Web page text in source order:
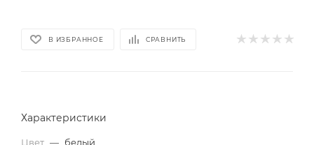
В ИЗБРАННОЕ СРАВНИТЬ
Характеристики
Цвет — белый